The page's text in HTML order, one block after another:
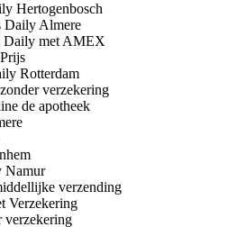
Hertogenbosch
Daily Almere
Daily met AMEX
Rotterdam
verzekering
de apotheek
Namur
verzending
Verzekering
verzekering